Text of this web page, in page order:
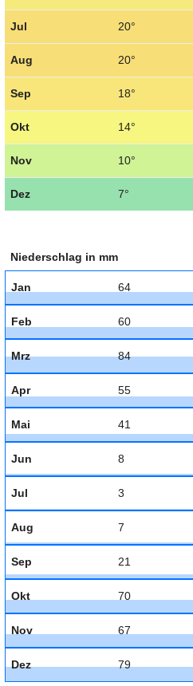
Jul 20°
Aug 20°
Sep 18°
Okt 14°
Nov 10°
Dez 7°
Niederschlag in mm
Jan 64
Feb 60
Mrz 84
Apr 55
Mai 41
Jun 8
Jul 3
Aug 7
Sep 21
Okt 70
Nov 67
Dez 79